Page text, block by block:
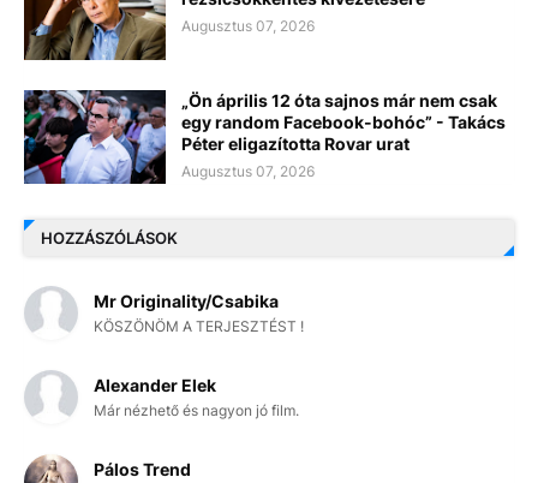
Augusztus 07, 2026
„Ön április 12 óta sajnos már nem csak
egy random Facebook-bohóc” - Takács
Péter eligazította Rovar urat
Augusztus 07, 2026
HOZZÁSZÓLÁSOK
Mr Originality/Csabika
KÖSZÖNÖM A TERJESZTÉST !
Alexander Elek
Már nézhető és nagyon jó film.
Pálos Trend